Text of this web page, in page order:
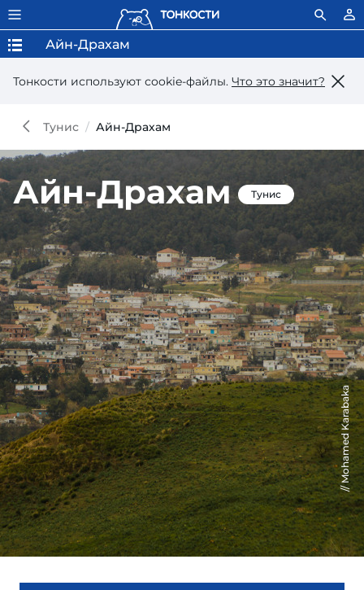
Тонкости используют сookie-файлы. Что это значит?
Айн-Драхам
Тунис Айн-Драхам
Айн-Драхам Тунис
Mohamed Karabaka